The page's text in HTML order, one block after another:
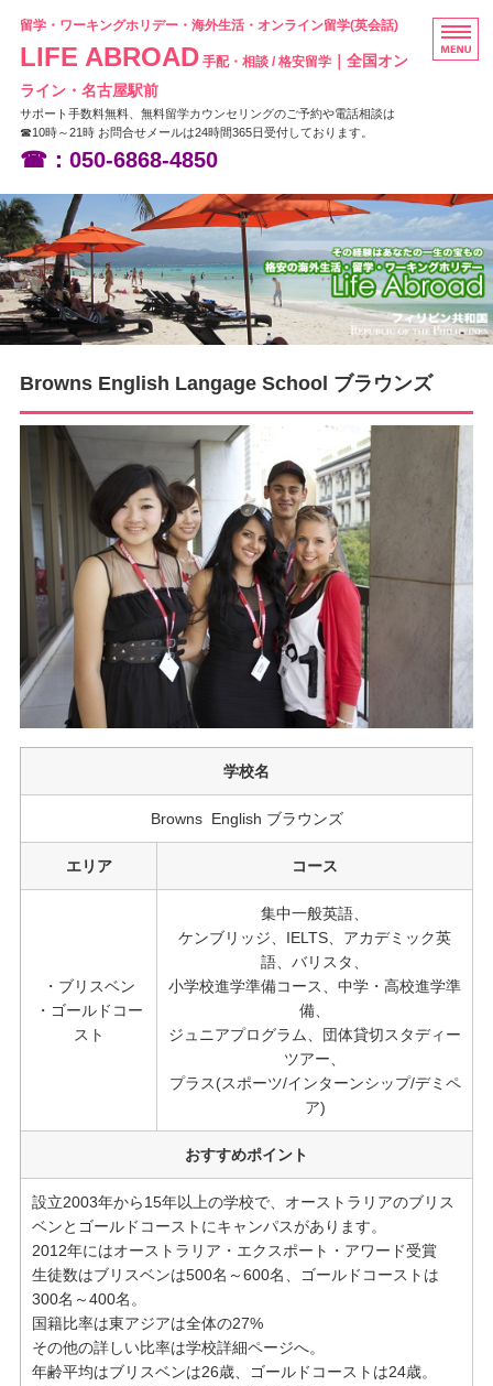
留学・ワーキングホリデー・海外生活・オンライン留学(英会話)
LIFE ABROAD手配・相談 / 格安留学｜全国オン
ライン・名古屋駅前
サポート手数料無料、無料留学カウンセリングのご予約や電話相談は
☎10時～21時 お問合せメールは24時間365日受付しております。
☎：050-6868-4850
HOME
フィリピン留学
ニュージーランド留学
Browns English Langage School ブラウンズ
学校名
Browns English ブラウンズ
エリア コース
・ブリスベン
・ゴールドコー
スト
集中一般英語、
ケンブリッジ、IELTS、アカデミック英
語、バリスタ、
小学校進学準備コース、中学・高校進学準
備、
ジュニアプログラム、団体貸切スタディー
ツアー、
プラス(スポーツ/インターンシップ/デミペ
ア)
おすすめポイント
設立2003年から15年以上の学校で、オーストラリアのブリス
ベンとゴールドコーストにキャンパスがあります。
2012年にはオーストラリア・エクスポート・アワード受賞
生徒数はブリスベンは500名～600名、ゴールドコーストは
300名～400名。
国籍比率は東アジアは全体の27%
その他の詳しい比率は学校詳細ページへ。
年齢平均はブリスベンは26歳、ゴールドコーストは24歳。